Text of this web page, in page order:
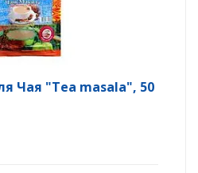
Чая "Tea masala", 50